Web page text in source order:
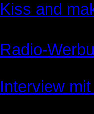
Kiss and
Radio-
Interview